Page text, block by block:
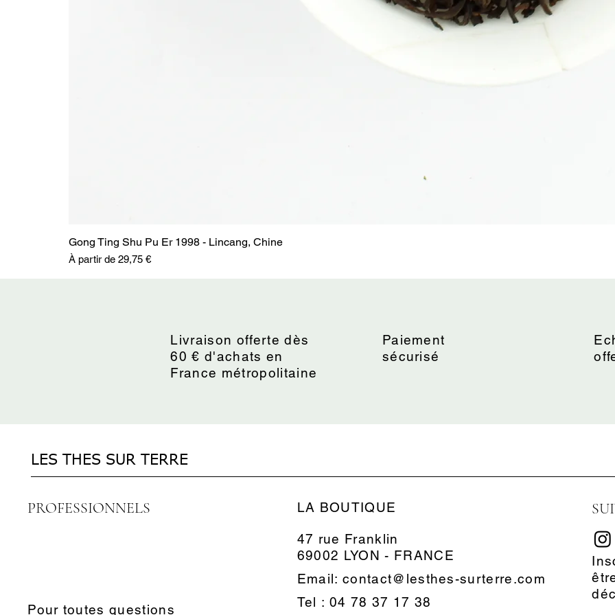
Gong Ting Shu Pu Er 1998 - Lincang, Chine
À partir de29,75 €
Prix promotionnel
Livraison offerte dès
60 € d'achats en
France métropolitaine
Paiement
sécurisé
LES THES SUR TERRE
PROFESSIONNELS
Pour toutes questions
LA BOUTIQUE
47 rue Franklin
69002 LYON - FRANCE
Email: contact@lesthes-surterre.com
Tel : 04 78 37 17 38